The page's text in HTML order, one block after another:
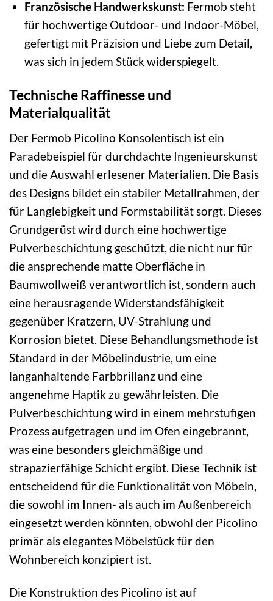
Französische Handwerkskunst: Fermob steht
für hochwertige Outdoor- und Indoor-Möbel,
gefertigt mit Präzision und Liebe zum Detail,
was sich in jedem Stück widerspiegelt.
Technische Raffinesse und
Materialqualität
Der Fermob Picolino Konsolentisch ist ein
Paradebeispiel für durchdachte Ingenieurskunst
und die Auswahl erlesener Materialien. Die Basis
des Designs bildet ein stabiler Metallrahmen, der
für Langlebigkeit und Formstabilität sorgt. Dieses
Grundgerüst wird durch eine hochwertige
Pulverbeschichtung geschützt, die nicht nur für
die ansprechende matte Oberfläche in
Baumwollweiß verantwortlich ist, sondern auch
eine herausragende Widerstandsfähigkeit
gegenüber Kratzern, UV-Strahlung und
Korrosion bietet. Diese Behandlungsmethode ist
Standard in der Möbelindustrie, um eine
langanhaltende Farbbrillanz und eine
angenehme Haptik zu gewährleisten. Die
Pulverbeschichtung wird in einem mehrstufigen
Prozess aufgetragen und im Ofen eingebrannt,
was eine besonders gleichmäßige und
strapazierfähige Schicht ergibt. Diese Technik ist
entscheidend für die Funktionalität von Möbeln,
die sowohl im Innen- als auch im Außenbereich
eingesetzt werden könnten, obwohl der Picolino
primär als elegantes Möbelstück für den
Wohnbereich konzipiert ist.
Die Konstruktion des Picolino ist auf